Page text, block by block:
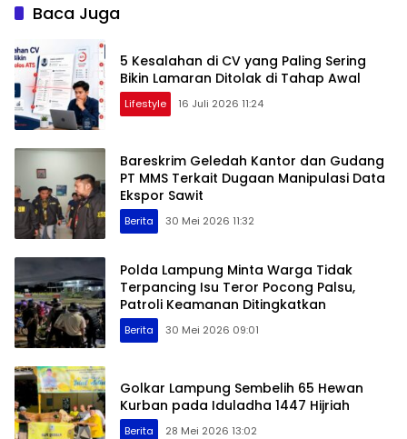
Baca Juga
5 Kesalahan di CV yang Paling Sering
Bikin Lamaran Ditolak di Tahap Awal
Lifestyle 16 Juli 2026 11:24
Bareskrim Geledah Kantor dan Gudang
PT MMS Terkait Dugaan Manipulasi Data
Ekspor Sawit
Berita 30 Mei 2026 11:32
Polda Lampung Minta Warga Tidak
Terpancing Isu Teror Pocong Palsu,
Patroli Keamanan Ditingkatkan
Berita 30 Mei 2026 09:01
Golkar Lampung Sembelih 65 Hewan
Kurban pada Iduladha 1447 Hijriah
Berita 28 Mei 2026 13:02